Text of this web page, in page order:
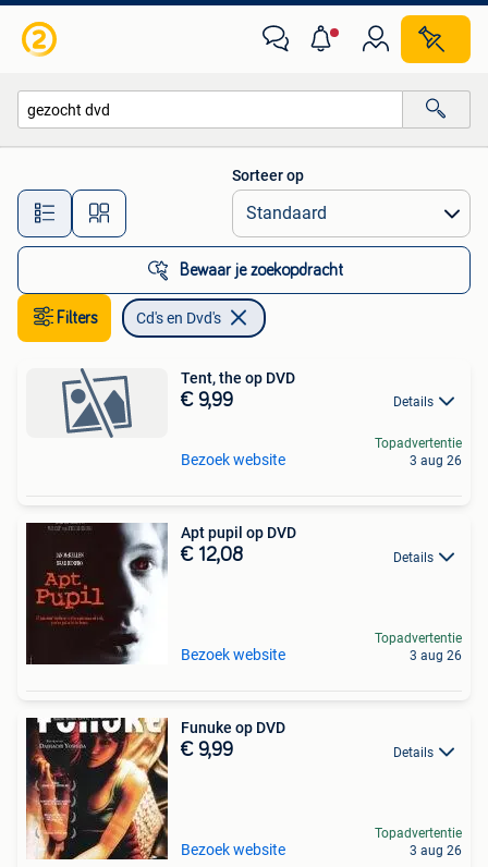
Alle afstanden…
Sorteer op
Bewaar je zoekopdracht
Filters Cd's en Dvd's
Tent, the op DVD
€ 9,99 Details
Bezoek website
Topadvertentie
3 aug 26
Apt pupil op DVD
€ 12,08 Details
Bezoek website
Topadvertentie
3 aug 26
Funuke op DVD
€ 9,99 Details
Bezoek website
Topadvertentie
3 aug 26